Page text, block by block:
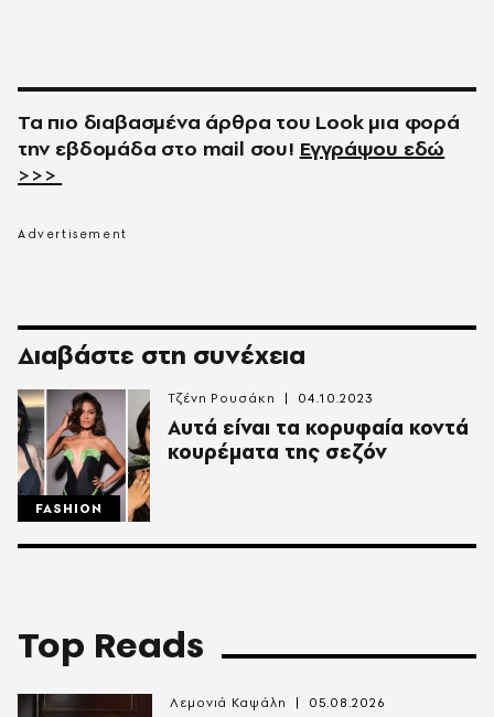
Τα πιο διαβασμένα άρθρα του Look μια φορά
την εβδομάδα στο mail σου! Εγγράψου εδώ
>>>
Διαβάστε στη συνέχεια
FASHION
Αυτά είναι τα κορυφαία κοντά
κουρέματα της σεζόν
Τζένη Ρουσάκη 04.10.2023
Top Reads
Λεμονιά Καψάλη 05.08.2026